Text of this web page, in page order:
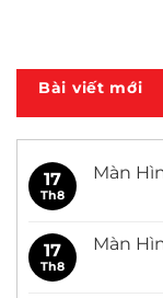
Bài viết mới
17
Th8
Màn
luận
ở
17
Th8
Màn